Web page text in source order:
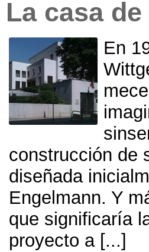
La casa
En
construcción de
diseñada
Engelmann. Y
que significaría
proyecto a[...]